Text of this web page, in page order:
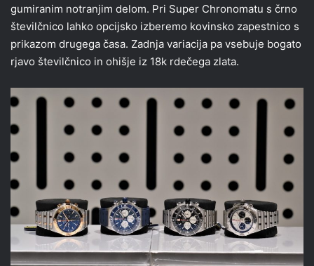
gumiranim notranjim delom. Pri Super Chronomatu s črno
številčnico lahko opcijsko izberemo kovinsko zapestnico s
prikazom drugega časa. Zadnja variacija pa vsebuje bogato
rjavo številčnico in ohišje iz 18k rdečega zlata.